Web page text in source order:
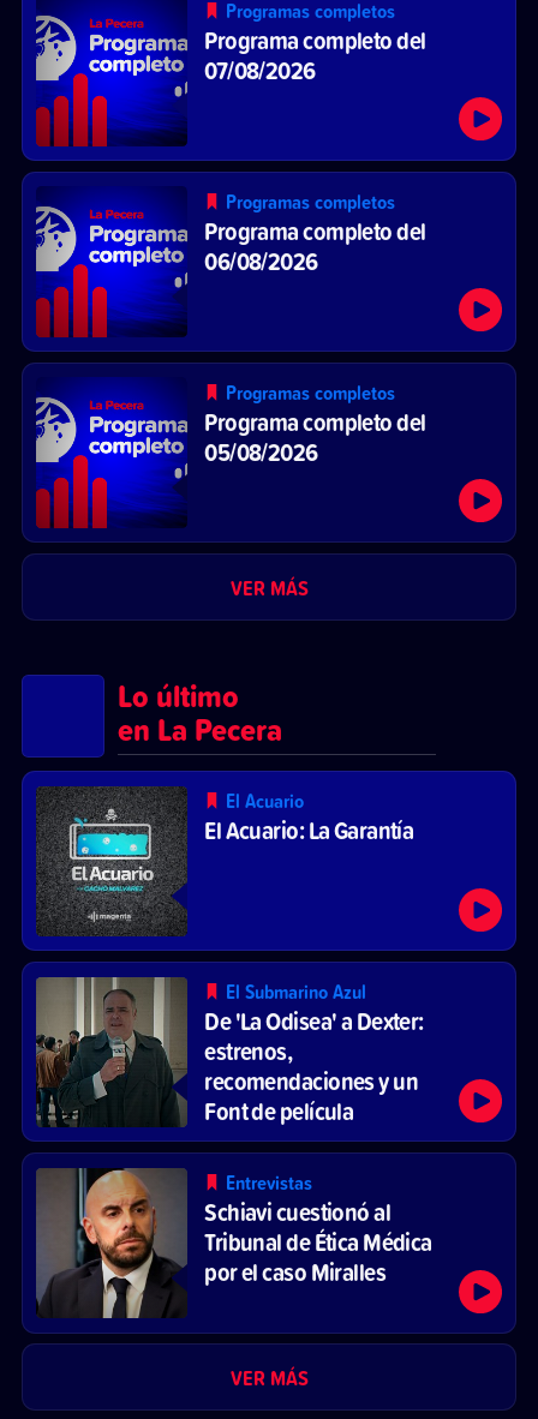
Programas completos
Programa completo del
07/08/2026
Programas completos
Programa completo del
06/08/2026
Programas completos
Programa completo del
05/08/2026
VER MÁS
Lo último
en La Pecera
El Acuario
El Acuario: La Garantía
El Submarino Azul
De 'La Odisea' a Dexter:
estrenos,
recomendaciones y un
Font de película
Entrevistas
Schiavi cuestionó al
Tribunal de Ética Médica
por el caso Miralles
VER MÁS